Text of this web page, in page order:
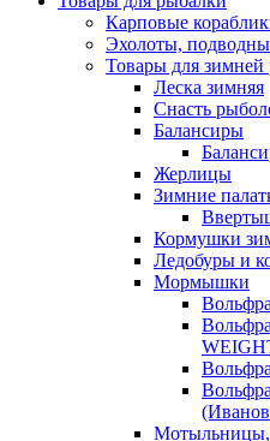
Карповые
Эхолоты,
Товары для зимней
Леска зимняя
Снасть
Балансиры
Жерлицы
Зимние
Кормушки
Ледобуры и
Мормышки